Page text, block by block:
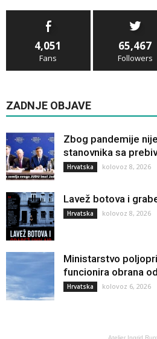
4,051
Fans
65,467
Followers
ZADNJE OBJAVE
Zbog pandemije
stanovnika sa
Hrvatska kolovoz 8, 2026
Lavež botova i
Hrvatska kolovoz 8, 2026
Ministarstvo
funcionira obrana
Hrvatska kolovoz 6, 2026